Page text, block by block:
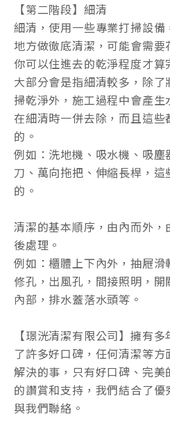
【第二階段】細清
細清，使用一些專業打掃設
地方做徹底清潔，可能會需
你可以住進去的乾淨程度才算
大部分會是指細清較多，除
掃乾淨外，施工過程中會產
在細清時一併去除，而且這
的。
例如：洗地機、吸水機、吸
刀、萬向拖把、伸縮長桿，
的。
清潔的基本順序，由內而外
後處理。
例如：櫃體上下內外，抽屜
修孔，出風孔，間接照明，
內部，排水蓋落水頭等。
【璟洸清潔有限公司】擁有
了許多好口碑，任何清潔等
解決的事，只有好口碑、完
的讚賞和支持，我們結合了
與我們聯絡。